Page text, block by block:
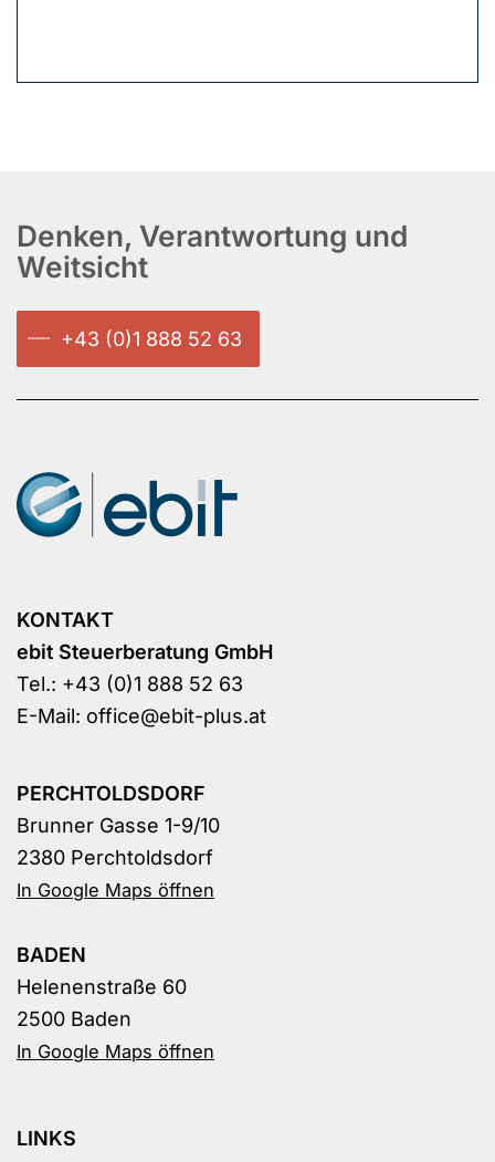
Denken, Verantwortung und
Weitsicht
+43 (0)1 888 52 63
KONTAKT
ebit Steuerberatung GmbH
Tel.: +43 (0)1 888 52 63
E-Mail: office@ebit-plus.at
PERCHTOLDSDORF
Brunner Gasse 1-9/10
2380 Perchtoldsdorf
In Google Maps öffnen
BADEN
Helenenstraße 60
2500 Baden
In Google Maps öffnen
LINKS